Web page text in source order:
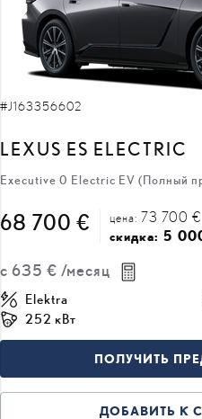
#J163356602
LEXUS ES ELECTRIC
Executive 0 Electric EV (Полный
68 700 € цена: 73 700 €
скидка: 5
с 635 € /месяц
Elektra
252 кВт
ПОЛУЧИТЬ
ДОБАВИТЬ К